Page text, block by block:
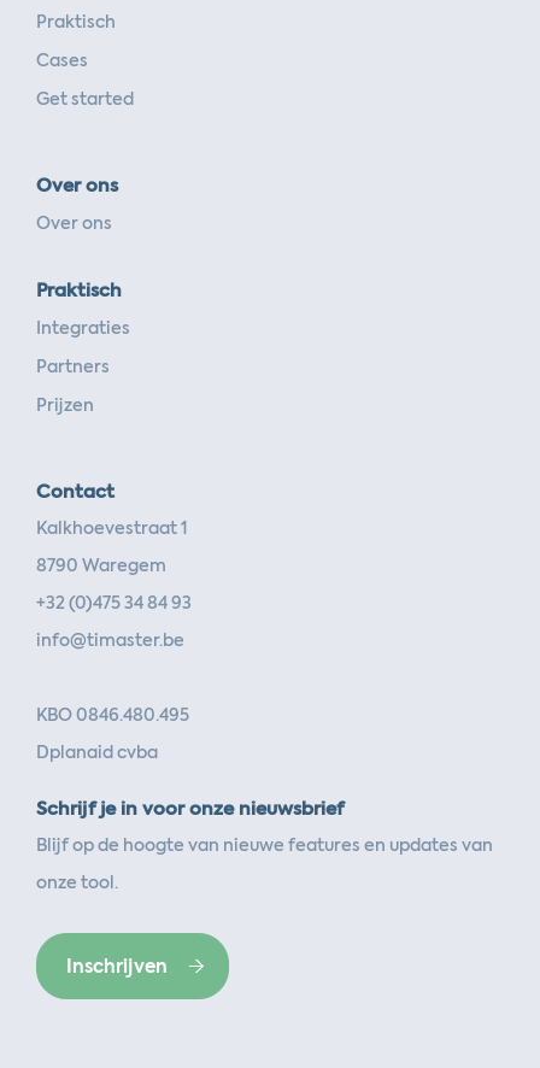
Praktisch
Cases
Get started
Over ons
Over ons
Praktisch
Integraties
Partners
Prijzen
Contact
Kalkhoevestraat 1
8790 Waregem
+32 (0)475 34 84 93
info@timaster.be
KBO 0846.480.495
Dplanaid cvba
Schrijf je in voor onze nieuwsbrief
Blijf op de hoogte van nieuwe features en updates van
onze tool.
Inschrijven